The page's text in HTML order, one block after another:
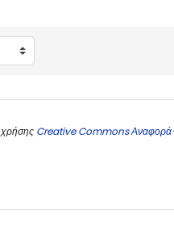
χρήσης Creative Commons